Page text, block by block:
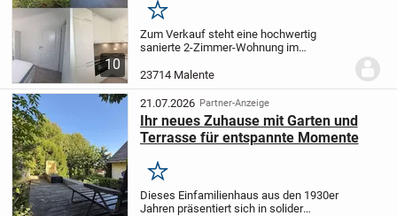
10
Merken
Zum Verkauf steht eine hochwertig
sanierte 2-Zimmer-Wohnung im
und an der Seepromenade gelegenen
Mehrfamilienhauses in Malente. Zu den
besonderen Vorzügen dieser...
23714 Malente
21.07.2026 Partner-Anzeige
Ihr neues Zuhause mit Garten und
Terrasse für entspannte Momente
Merken
Dieses Einfamilienhaus aus den 1930er
Jahren präsentiert sich in solider